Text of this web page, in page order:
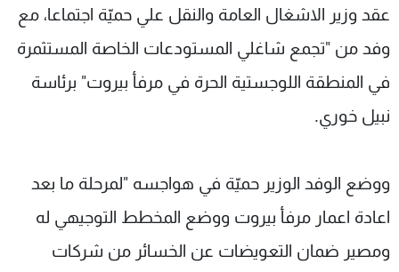
عقد وزير الاشغال العامة والنقل علي حميّة اجتماعا، مع
وفد من "تجمع شاغلي المستودعات الخاصة المستثمرة
في المنطقة اللوجستية الحرة في مرفأ بيروت" برئاسة
نبيل خوري.
ووضع الوفد الوزير حميّة في هواجسه "لمرحلة ما بعد
اعادة اعمار مرفأ بيروت ووضع المخطط التوجيهي له
ومصير ضمان التعويضات عن الخسائر من شركات
شاهد البرامج
عن MTV
الإنـتـاج
لاعلاناتكم
وظائف